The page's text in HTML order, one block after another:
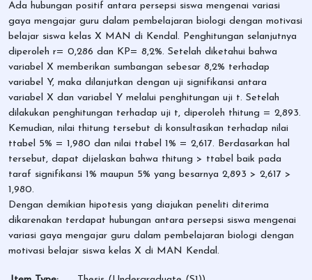
Ada hubungan positif antara persepsi siswa mengenai variasi
gaya mengajar guru dalam pembelajaran biologi dengan motivasi
belajar siswa kelas X MAN di Kendal. Penghitungan selanjutnya
diperoleh r= 0,286 dan KP= 8,2%. Setelah diketahui bahwa
variabel X memberikan sumbangan sebesar 8,2% terhadap
variabel Y, maka dilanjutkan dengan uji signifikansi antara
variabel X dan variabel Y melalui penghitungan uji t. Setelah
dilakukan penghitungan terhadap uji t, diperoleh thitung = 2,893.
Kemudian, nilai thitung tersebut di konsultasikan terhadap nilai
ttabel 5% = 1,980 dan nilai ttabel 1% = 2,617. Berdasarkan hal
tersebut, dapat dijelaskan bahwa thitung > ttabel baik pada
taraf signifikansi 1% maupun 5% yang besarnya 2,893 > 2,617 >
1,980.
Dengan demikian hipotesis yang diajukan peneliti diterima
dikarenakan terdapat hubungan antara persepsi siswa mengenai
variasi gaya mengajar guru dalam pembelajaran biologi dengan
motivasi belajar siswa kelas X di MAN Kendal.